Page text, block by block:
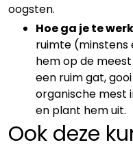
oogsten.
Hoe ga je te
ruimte
hem op de
een ruim gat,
organische mest
en plant hem uit.
Ook deze